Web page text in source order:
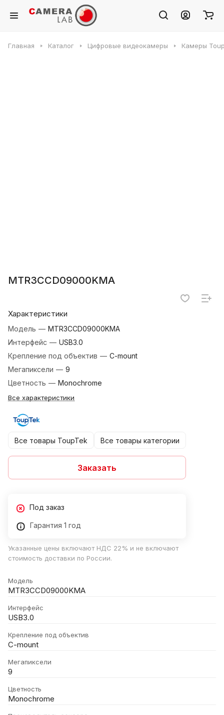
Главная Каталог Цифровые видеокамеры Камеры
MTR3CCD09000KMA
Характеристики
Модель — MTR3CCD09000KMA
Интерфейс — USB3.0
Крепление под объектив — C-mount
Мегапиксели — 9
Цветность — Monochrome
Все характеристики
Все товары ToupTek Все товары категории
Заказать
Под заказ
Гарантия 1 год
Указанные цены включают НДС 22% и не включают
стоимость доставки по России.
Модель
MTR3CCD09000KMA
Интерфейс
USB3.0
Крепление под объектив
C-mount
Мегапиксели
9
Цветность
Monochrome